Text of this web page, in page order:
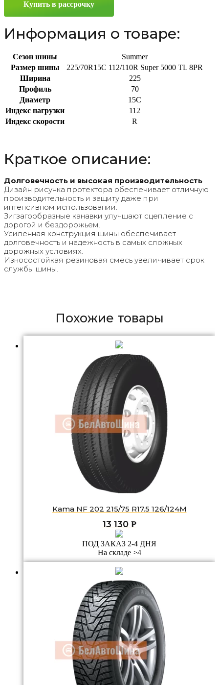
Купить в рассрочку
Информация о товаре:
Сезон шины
Summer
Размер шины
225/70R15C 112/110R Super 5000 TL 8PR
Ширина
225
Профиль
70
Диаметр
15C
Индекс нагрузки
112
Индекс скорости
R
Краткое описание:
Долговечность и высокая производительность
Дизайн рисунка протектора обеспечивает отличную
производительность и защиту даже при
интенсивном использовании.
Зигзагообразные канавки улучшают сцепление с
дорогой и бездорожьем.
Усиленная конструкция шины обеспечивает
долговечность и надежность в самых сложных
дорожных условиях.
Износостойкая резиновая смесь увеличивает срок
службы шины.
Похожие товары
Kama NF 202 215/75 R17.5 126/124M
13 130 Р
ПОД ЗАКАЗ 2-4 ДНЯ
На складе >4